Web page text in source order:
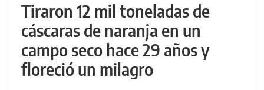
Tiraron 12 mil toneladas de
cáscaras de naranja en un
campo seco hace 29 años y
floreció un milagro